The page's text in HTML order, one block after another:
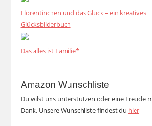
Florentinchen und das Glück – ein kreatives
Glücksbilderbuch
Das alles ist Familie*
Amazon Wunschliste
Du wilst uns unterstützen oder eine Freude
Dank. Unsere Wunschliste findest du hier